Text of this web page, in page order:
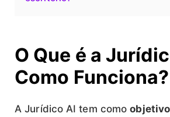
O Que é a
Como Funciona?
A Jurídico AI tem como